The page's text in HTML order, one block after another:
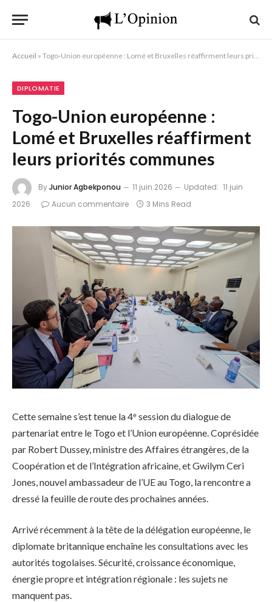
Accueil » Togo-Union européenne : Lomé et Bruxelles réaffirment leurs priorités communes
DIPLOMATIE
Togo-Union européenne :
Lomé et Bruxelles réaffirment
leurs priorités communes
ByJunior Agbekponou 11 juin 2026 Updated: 11 juin
2026
Aucun commentaire 3 Mins Read
Cette semaine s’est tenue la 4ᵉ session du dialogue de
partenariat entre le Togo et l’Union européenne. Coprésidée
par Robert Dussey, ministre des Affaires étrangères, de la
Coopération et de l’Intégration africaine, et Gwilym Ceri
Jones, nouvel ambassadeur de l’UE au Togo, la rencontre a
dressé la feuille de route des prochaines années.
Arrivé récemment à la tête de la délégation européenne, le
diplomate britannique enchaîne les consultations avec les
autorités togolaises. Sécurité, croissance économique,
énergie propre et intégration régionale : les sujets ne
manquent pas.